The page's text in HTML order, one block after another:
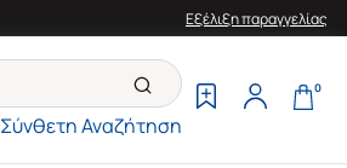
Εξέλιξη παραγγελίας
Σύνθετη Αναζήτηση
0